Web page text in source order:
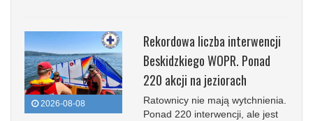
2026-08-08
Rekordowa liczba interwencji
Beskidzkiego WOPR. Ponad
220 akcji na jeziorach
Ratownicy nie mają wytchnienia.
Ponad 220 interwencji, ale jest